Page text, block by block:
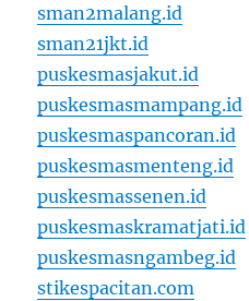
sman2malang.id
sman21jkt.id
puskesmasjakut.id
puskesmasmampang.id
puskesmaspancoran.id
puskesmasmenteng.id
puskesmassenen.id
puskesmaskramatjati.id
puskesmasngambeg.id
stikespacitan.com